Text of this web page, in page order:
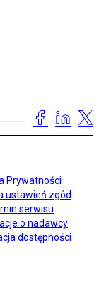
Prywatności
ustawień zgód
serwisu
o nadawcy
dostępności